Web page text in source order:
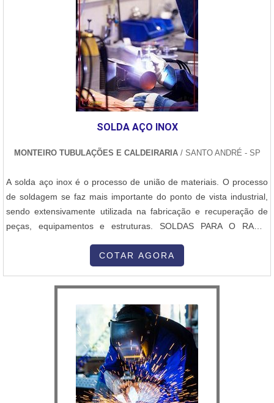
SOLDA AÇO INOX
MONTEIRO TUBULAÇÕES E CALDEIRARIA / SANTO ANDRÉ - SP
A solda aço inox é o processo de união de materiais. O processo
de soldagem se faz mais importante do ponto de vista industrial,
sendo extensivamente utilizada na fabricação e recuperação de
peças, equipamentos e estruturas. SOLDAS PARA O RAMO
uma infinidade de diferentes tipos de solda. Cada um deles possui
COTAR AGORA